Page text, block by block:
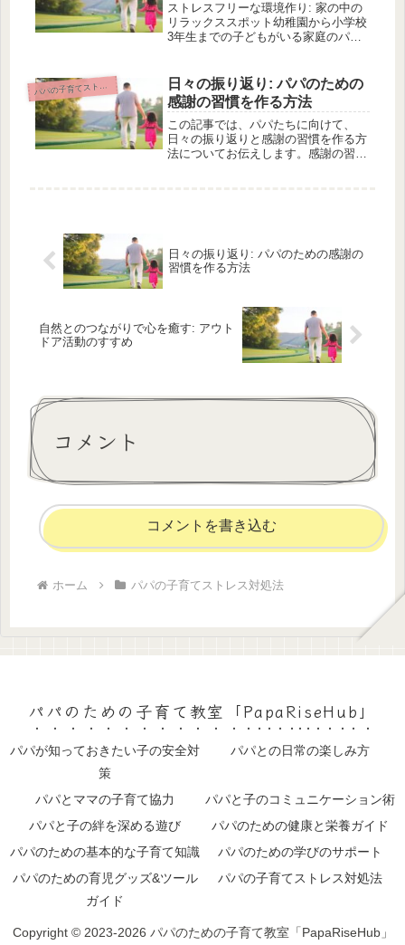
ストレスフリーな環境作り: 家の中の
リラックススポット幼稚園から小学校
3年生までの子どもがいる家庭のパパ
レスフリーな家の環境を作るためのポ
イントについてご紹介します。子供
が...
パ パの子育てストレス対処法
日々の振り返り: パパのための
感謝の習慣を作る方法
この記事では、パパたちに向けて、
日々の振り返りと感謝の習慣を作る方
法についてお伝えします。感謝の習慣
日々の振り返り: パパのための感謝の
習慣を作る方法
自然とのつながりで心を癒す: アウト
ドア活動のすすめ
コメント
コメントを書き込む
ホーム パパの子育てストレス対処法
パパのための子育て教室「PapaRiseHub」
パパが知っておきたい子の安全対
策
パパとの日常の楽しみ方
パパとママの子育て協力
パパと子のコミュニケーション術
パパと子の絆を深める遊び
パパのための健康と栄養ガイド
パパのための基本的な子育て知識
パパのための学びのサポート
パパのための育児グッズ&ツール
ガイド
パパの子育てストレス対処法
Copyright © 2023-2026 パパのための子育て教室「PapaRiseHub」